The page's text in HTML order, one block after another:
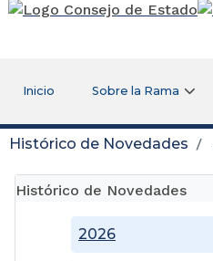
Rama Judicial
Inicio Sobre la Rama
Histórico de Novedades
Histórico de Novedades
2026